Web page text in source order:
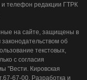
и телефон редакции ГТРК
на сайте, защищены в
об
текстовых,
с согласия
"Вести. Кировская
67-00. Разработка и